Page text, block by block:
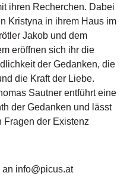
ihren Recherchen. Dabei
Kristyna in ihrem Haus im
Jakob und dem
eröffnen sich ihr die
der Gedanken, die
die Kraft der Liebe.
Sautner entführt eine
der Gedanken und lässt
der Existenz
an info@picus.at